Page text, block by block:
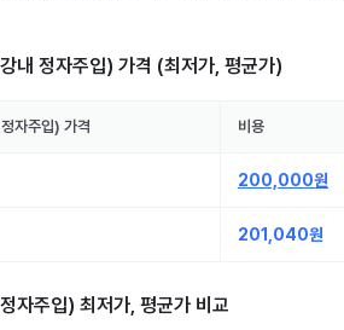
내 정자주입) 가격 (최저가, 평균가)
자주입) 가격 비용
200,000원
201,040원
자주입) 최저가, 평균가 비교